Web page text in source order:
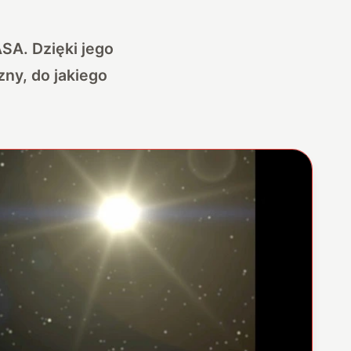
Dzięki jego
do jakiego